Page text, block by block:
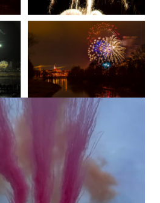
z výběru nejkvalitnějších
2 a 3 kat. Obsahují pestrou škálu
komety, vrby, práskající chvosty
na každé akci vidět. Nechcete
pro Vás jsou naše EASY BOXY
hotovo. Efekty se v různých časových
obloze až do závěrečného finále.
variace efektů, které se Vám líbí, a
naložíte s blahopřáním od parťáků a
VE STEJNÉ